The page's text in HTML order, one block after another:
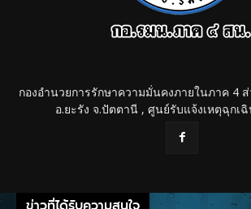
กองอำนวยการรักษาความมั่นคงภายในภาค 4
อ.ยะรัง จ.ปัตตานี , ศูนย์รับแจ้งเหตุฉุกเฉิ
ข่าวที่ได้รับความสนใจ